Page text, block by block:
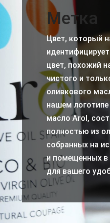
Метка
Цвет, который
цвет, похожий
чистого и
оливкового
нашем
масло Arol,
полностью из
собранных на
и помещенных в
для вашего